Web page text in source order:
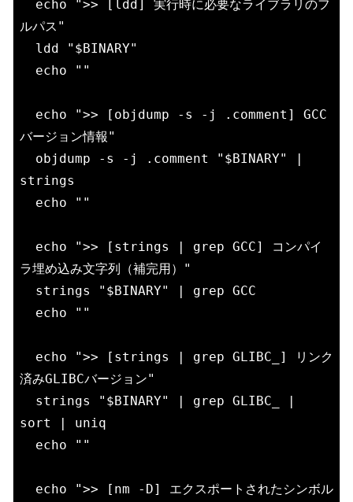
ルパス"
バージョン情報"
strings
ラ埋め込み文字列（補完用）"
済みGLIBCバージョン"
sort | uniq